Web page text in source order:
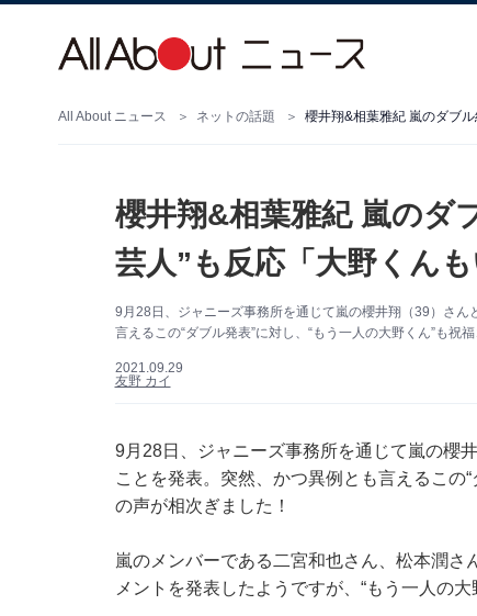
All About ニュース ネットの話題 櫻井翔&相葉雅紀 嵐のダブ
櫻井翔&相葉雅紀 嵐のダ
芸人”も反応「大野くんも
9月28日、ジャニーズ事務所を通じて嵐の櫻井翔（39）さ
言えるこの“ダブル発表”に対し、“もう一人の大野くん”も祝
2021.09.29
友野 カイ
9月28日、ジャニーズ事務所を通じて嵐の櫻
ことを発表。突然、かつ異例とも言えるこの
の声が相次ぎました！
嵐のメンバーである二宮和也さん、松本潤
メントを発表したようですが、“もう一人の